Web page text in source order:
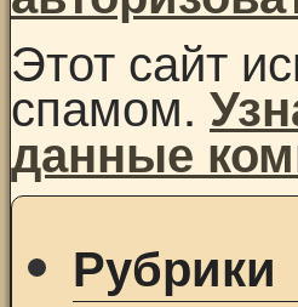
Этот сайт
спамом.
данные
Рубрики